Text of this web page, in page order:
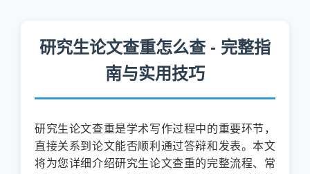
研究生论文查重怎么查 - 完整指
南与实用技巧
研究生论文查重是学术写作过程中的重要环节，
直接关系到论文能否顺利通过答辩和发表。本文
将为您详细介绍研究生论文查重的完整流程、常